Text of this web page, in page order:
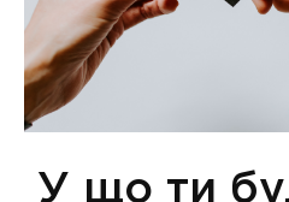
У що ти